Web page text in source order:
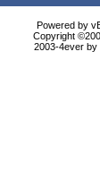
Powered by
Copyright
2003-4ever by